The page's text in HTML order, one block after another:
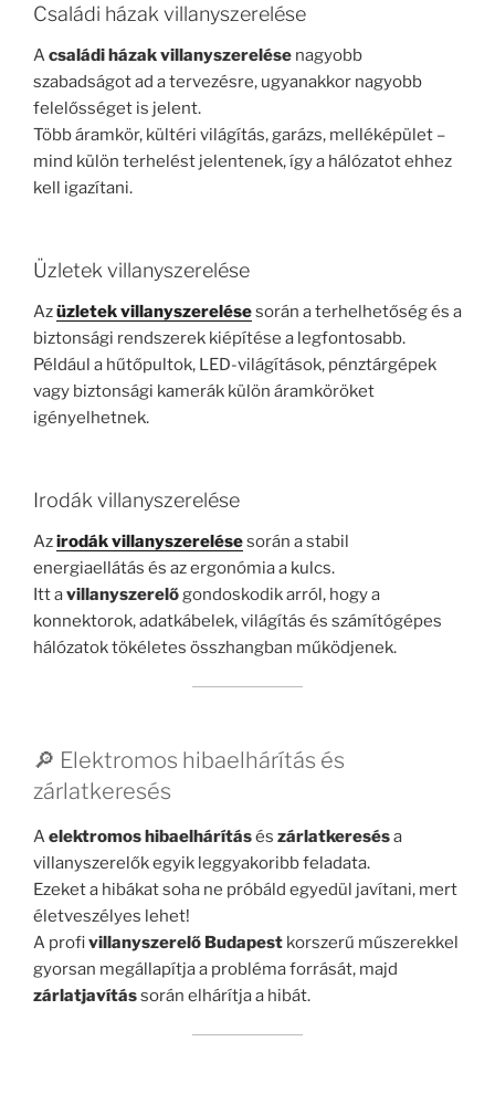
Családi házak villanyszerelése
Acsaládi házak villanyszerelése nagyobb
szabadságot ad a tervezésre, ugyanakkor nagyobb
felelősséget is jelent.
Több áramkör, kültéri világítás, garázs, melléképület –
mind külön terhelést jelentenek, így a hálózatot ehhez
kell igazítani.
Üzletek villanyszerelése
Azüzletek villanyszerelésesorán a terhelhetőség és a
biztonsági rendszerek kiépítése a legfontosabb.
Például a hűtőpultok, LED-világítások, pénztárgépek
vagy biztonsági kamerák külön áramköröket
igényelhetnek.
Irodák villanyszerelése
Azirodák villanyszerelésesorán a stabil
energiaellátás és az ergonómia a kulcs.
Itt avillanyszerelőgondoskodik arról, hogy a
konnektorok, adatkábelek, világítás és számítógépes
hálózatok tökéletes összhangban működjenek.
🔎 Elektromos hibaelhárítás és
zárlatkeresés
Aelektromos hibaelhárításés zárlatkeresésa
villanyszerelők egyik leggyakoribb feladata.
Ezeket a hibákat soha ne próbáld egyedül javítani, mert
életveszélyes lehet!
A profivillanyszerelő Budapest korszerű műszerekkel
gyorsan megállapítja a probléma forrását, majd
zárlatjavítássorán elhárítja a hibát.